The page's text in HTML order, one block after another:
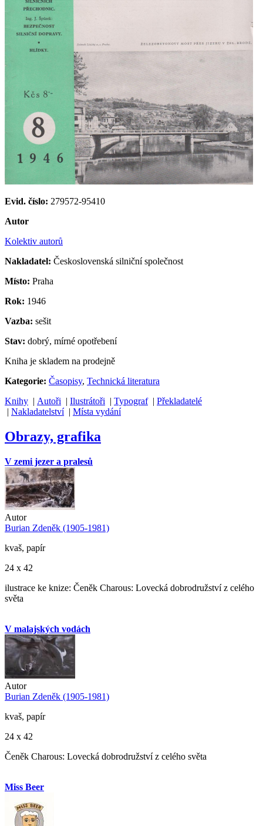
Evid. číslo: 279572-95410
Autor
Kolektiv autorů
Nakladatel: Československá silniční společnost
Místo: Praha
Rok: 1946
Vazba: sešit
Stav: dobrý, mírné opotřebení
Kniha je skladem na prodejně
Kategorie: Časopisy, Technická literatura
Knihy | Autoři | Ilustrátoři | Typograf| Překladatelé
| Nakladatelství| Místa vydání
Obrazy, grafika
V zemi jezer a pralesů
Autor
Burian Zdeněk (1905-1981)
kvaš, papír
24 x 42
ilustrace ke knize: Čeněk Charous: Lovecká dobrodružství z celého
světa
V malajských vodách
Autor
Burian Zdeněk (1905-1981)
kvaš, papír
24 x 42
Čeněk Charous: Lovecká dobrodružství z celého světa
Miss Beer